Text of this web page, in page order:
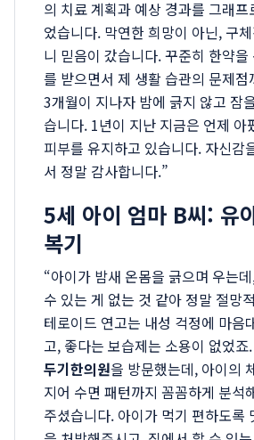
의 치료 계획과 예상 경과를 그래프
었습니다. 막연한 희망이 아닌, 구
니 믿음이 갔습니다. 꾸준히 한약
를 받으면서 제 생활 습관의 문제
3개월이 지나자 밤에 긁지 않고 잠
습니다. 1년이 지난 지금은 언제 아
피부를 유지하고 있습니다. 자신감
서 정말 감사합니다.”
5세 아이 엄마 B씨: 유
복기
“아이가 밤새 온몸을 긁으며 우는
수 있는 게 없는 것 같아 정말 절망
테로이드 연고는 내성 걱정에 마음
고, 좋다는 보습제는 소용이 없었죠
두기한의원을 방문했는데, 아이의
지어 수면 패턴까지 꼼꼼하게 분석
주셨습니다. 아이가 먹기 편하도록